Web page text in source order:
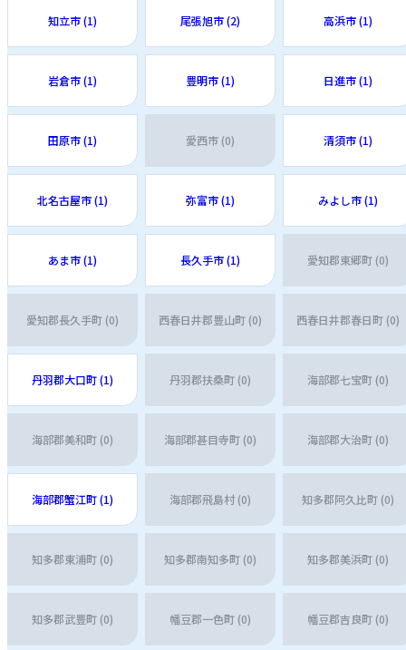
知立市 (1) 尾張旭市 (2) 高浜市 (1)
岩倉市 (1) 豊明市 (1) 日進市 (1)
田原市 (1) 愛西市 (0) 清須市 (1)
北名古屋市 (1) 弥富市 (1) みよし市 (1)
あま市 (1) 長久手市 (1) 愛知郡東郷町 (0)
愛知郡長久手町 (0) 西春日井郡豊山町 (0) 西春日井郡春日町 (0)
丹羽郡大口町 (1) 丹羽郡扶桑町 (0) 海部郡七宝町 (0)
海部郡美和町 (0) 海部郡甚目寺町 (0) 海部郡大治町 (0)
海部郡蟹江町 (1) 海部郡飛島村 (0) 知多郡阿久比町 (0)
知多郡東浦町 (0) 知多郡南知多町 (0) 知多郡美浜町 (0)
知多郡武豊町 (0) 幡豆郡一色町 (0) 幡豆郡吉良町 (0)